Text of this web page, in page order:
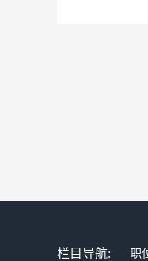
栏目导航: 职